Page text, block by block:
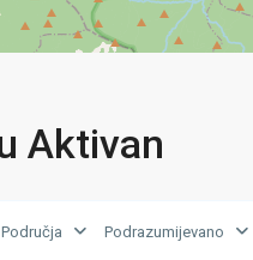
Aktivan
Područja Podrazumijevano
Grad